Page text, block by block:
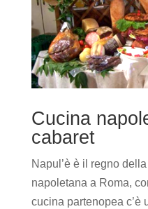
Cucina
cabaret
Napul’è è il regno
napoletana a Roma,
cucina partenopea c’è